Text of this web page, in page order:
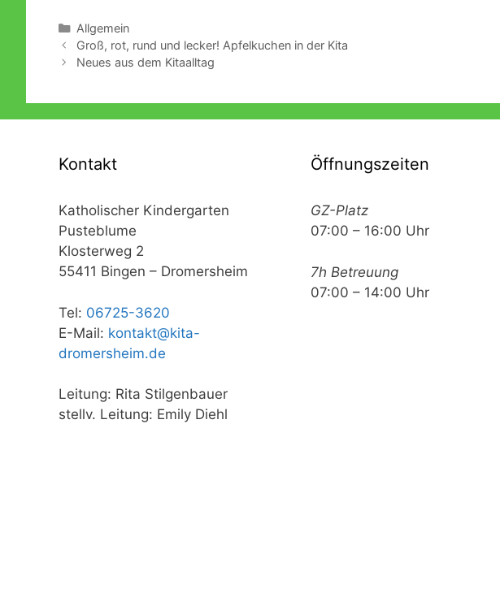
Kategorien
Allgemein
Groß, rot, rund und lecker! Apfelkuchen in der Kita
Neues aus dem Kitaalltag
Kontakt
Katholischer Kindergarten
Pusteblume
Klosterweg 2
55411 Bingen – Dromersheim
Tel: 06725-3620
E-Mail: kontakt@kita-
dromersheim.de
Leitung: Rita Stilgenbauer
stellv. Leitung: Emily Diehl
Öffnungszeiten
GZ-Platz
07:00 – 16:00 Uhr
7h Betreuung
07:00 – 14:00 Uhr